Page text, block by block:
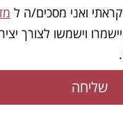
ואני מסכים/ה ל
יישמרו וישמשו לצורך
שליחה